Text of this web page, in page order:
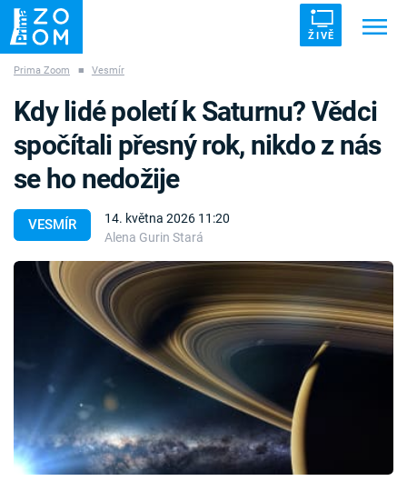
ŽIVĚ
ZÁHADY VETŘELCI DÁVNOVĚKU
Témata
Témata
TV Program
Časopis
Sledujte prima+
Prima Zoom ■ Vesmír
VESMÍR
14. května 2026 11:20
Alena Gurin Stará
Kdy lidé poletí k Saturnu? Vědci
spočítali přesný rok, nikdo z nás
se ho nedožije